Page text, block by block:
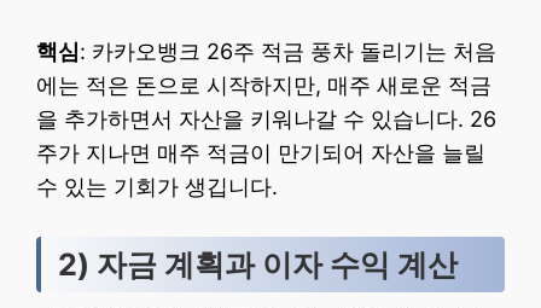
핵심: 카카오뱅크 26주 적금 풍차 돌리기는 처음
에는 적은 돈으로 시작하지만, 매주 새로운 적금
을 추가하면서 자산을 키워나갈 수 있습니다. 26
주가 지나면 매주 적금이 만기되어 자산을 늘릴
수 있는 기회가 생깁니다.
2) 자금 계획과 이자 수익 계산